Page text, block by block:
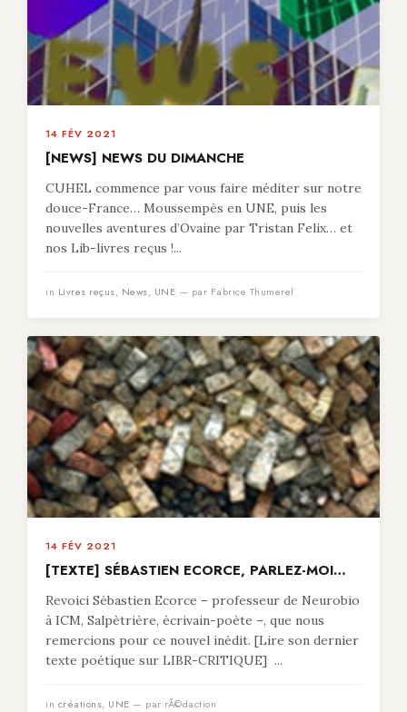
14 FÉV 2021
[NEWS] NEWS DU DIMANCHE
CUHEL commence par vous faire méditer sur notre
douce-France… Moussempès en UNE, puis les
nouvelles aventures d’Ovaine par Tristan Felix… et
nos Lib-livres reçus !...
in Livres reçus, News, UNE — par Fabrice Thumerel
14 FÉV 2021
[TEXTE] SÉBASTIEN ECORCE, PARLEZ-MOI…
Revoici Sébastien Ecorce – professeur de Neurobio
à ICM, Salpètrière, écrivain-poète –, que nous
remercions pour ce nouvel inédit. [Lire son dernier
texte poétique sur LIBR-CRITIQUE] ...
in créations, UNE — par rÃ©daction